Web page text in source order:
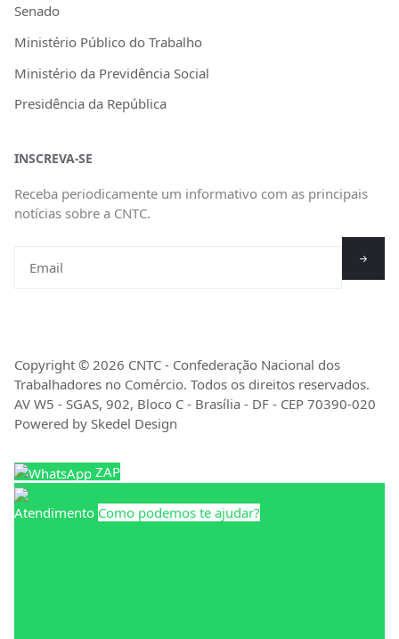
Senado
Ministério Público do Trabalho
Ministério da Previdência Social
Presidência da República
INSCREVA-SE
Receba periodicamente um informativo com as principais
notícias sobre a CNTC.
Copyright © 2026 CNTC - Confederação Nacional dos
Trabalhadores no Comércio. Todos os direitos reservados.
AV W5 - SGAS, 902, Bloco C - Brasília - DF - CEP 70390-020
Powered by Skedel Design
ZAP
Atendimento Como podemos te ajudar?